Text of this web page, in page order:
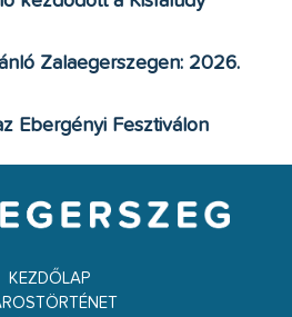
Zalaegerszegen: 2026.
Ebergényi Fesztiválon
KEZDŐLAP